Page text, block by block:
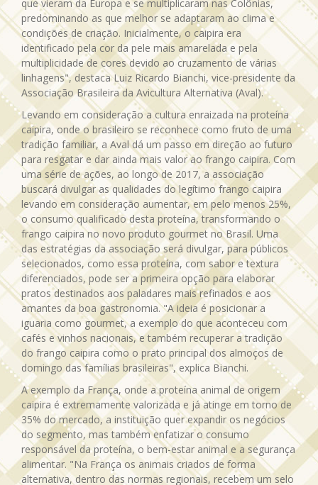
que vieram da Europa e se multiplicaram nas Colônias,
predominando as que melhor se adaptaram ao clima e
condições de criação. Inicialmente, o caipira era
identificado pela cor da pele mais amarelada e pela
multiplicidade de cores devido ao cruzamento de várias
linhagens", destaca Luiz Ricardo Bianchi, vice-presidente da
Associação Brasileira da Avicultura Alternativa (Aval).
Levando em consideração a cultura enraizada na proteína
caipira, onde o brasileiro se reconhece como fruto de uma
tradição familiar, a Aval dá um passo em direção ao futuro
para resgatar e dar ainda mais valor ao frango caipira. Com
uma série de ações, ao longo de 2017, a associação
buscará divulgar as qualidades do legítimo frango caipira
levando em consideração aumentar, em pelo menos 25%,
o consumo qualificado desta proteína, transformando o
frango caipira no novo produto gourmet no Brasil. Uma
das estratégias da associação será divulgar, para públicos
selecionados, como essa proteína, com sabor e textura
diferenciados, pode ser a primeira opção para elaborar
pratos destinados aos paladares mais refinados e aos
amantes da boa gastronomia. "A ideia é posicionar a
iguaria como gourmet, a exemplo do que aconteceu com
cafés e vinhos nacionais, e também recuperar a tradição
do frango caipira como o prato principal dos almoços de
domingo das famílias brasileiras", explica Bianchi.
A exemplo da França, onde a proteína animal de origem
caipira é extremamente valorizada e já atinge em torno de
35% do mercado, a instituição quer expandir os negócios
do segmento, mas também enfatizar o consumo
responsável da proteína, o bem-estar animal e a segurança
alimentar. "Na França os animais criados de forma
alternativa, dentro das normas regionais, recebem um selo